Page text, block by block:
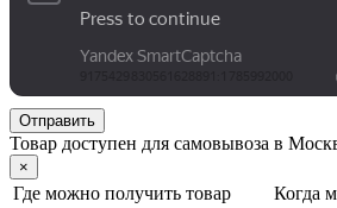
Отправить
Товар доступен для самовывоза в
×
Где можно получить товар
Когда